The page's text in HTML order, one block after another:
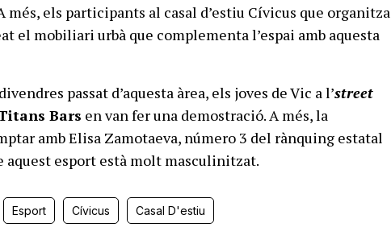
més, els participants al casal d’estiu Cívicus que organitza
el mobiliari urbà que complementa l’espai amb aquesta
passat d’aquesta àrea, els joves de Vic a l’street
Bars en van fer una demostració. A més, la
amb Elisa Zamotaeva, número 3 del rànquing estatal
esport està molt masculinitzat.
Esport Cívicus Casal D'estiu